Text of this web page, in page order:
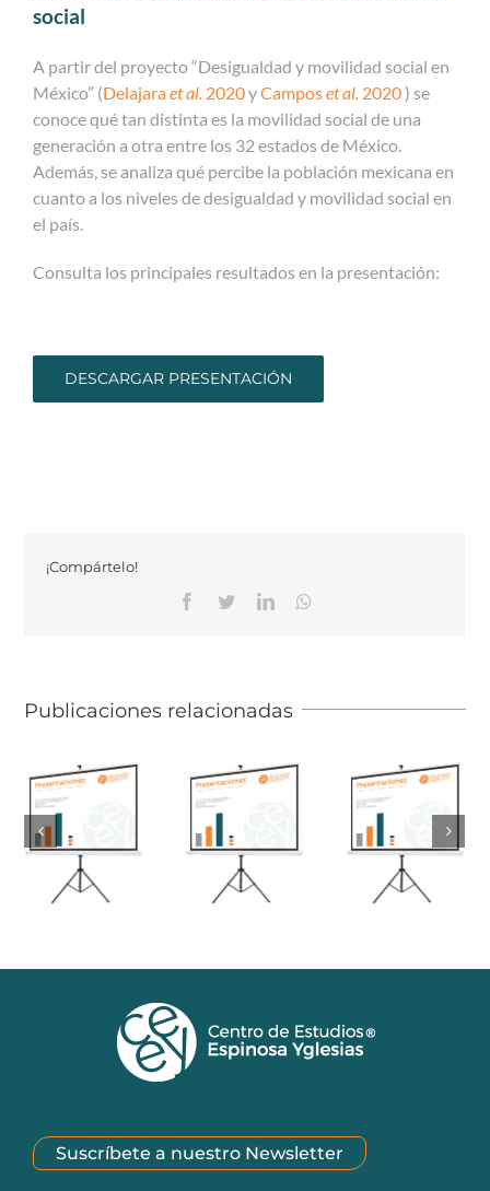
social
A partir del proyecto “Desigualdad y movilidad social en
México” (Delajaraet al. 2020yCamposet al. 2020) se
conoce qué tan distinta es la movilidad social de una
generación a otra entre los 32 estados de México.
Además, se analiza qué percibe la población mexicana en
cuanto a los niveles de desigualdad y movilidad social en
el país.
Consulta los principales resultados en la presentación:
DESCARGAR PRESENTACIÓN
¡Compártelo!
Facebook
TwitterLinkedinWhatsapp
Publicaciones relacionadas
Suscríbete a nuestro Newsletter